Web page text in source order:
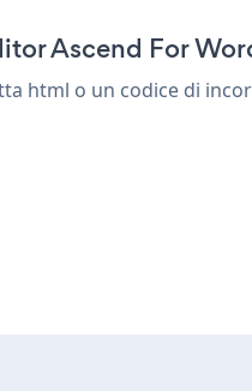
Ascend For
html o un codice di